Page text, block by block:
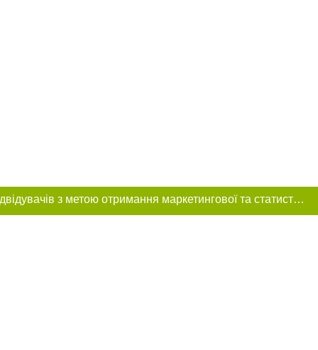
Цей сайт використовує «cookies». Також веб-сайт використовує інтернет-сервіс для збору технічних даних стосовно відвідувачів з метою отримання маркетингової та статистичної інформації. Умови обробки даних відвідувачів сайту див.